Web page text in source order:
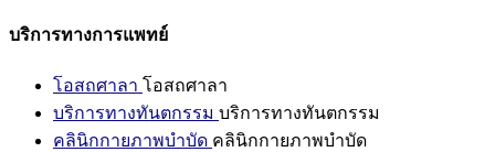
บริการทางการแพทย์
โอสถศาลา โอสถศาลา
บริการทางทันตกรรม บริการทางทันตกรรม
คลินิกกายภาพบำบัด คลินิกกายภาพบำบัด